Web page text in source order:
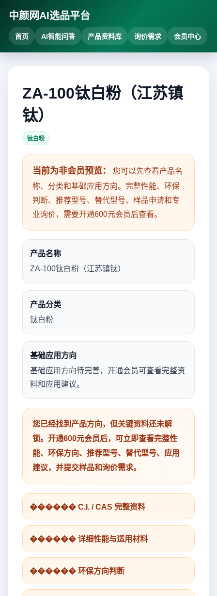
中颜网AI选品平台
首页 AI智能问答 产品资料库 询价需求 会员中心
ZA-100钛白粉（江苏镇
钛）
钛白粉
当前为非会员预览：
您可以先查看产品名
称、分类和基础应用方向。完整性能、环保
判断、推荐型号、替代型号、样品申请和专
业询价，需要开通600元会员后查看。
产品名称
ZA-100钛白粉（江苏镇钛）
产品分类
钛白粉
基础应用方向
基础应用方向待完善，开通会员可查看完整资
料和应用建议。
您已经找到产品方向，但关键资料还未解
锁。开通600元会员后，可立即查看完整性
能、环保方向、推荐型号、替代型号、应用
建议，并提交样品和询价需求。
������ C.I. / CAS 完整资料
������ 详细性能与适用材料
������ 环保方向判断